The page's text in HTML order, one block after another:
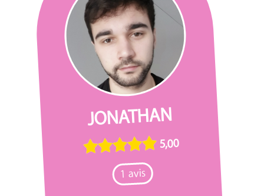
JONATHAN
5,00
1 avis